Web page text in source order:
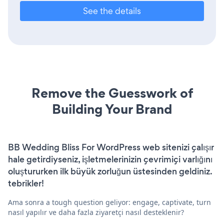
See the details
Remove the Guesswork of
Building Your Brand
BB Wedding Bliss For WordPress web sitenizi çalışır
hale getirdiyseniz, işletmelerinizin çevrimiçi varlığını
oluştururken ilk büyük zorluğun üstesinden geldiniz.
tebrikler!
Ama sonra a tough question geliyor: engage, captivate, turn
nasıl yapılır ve daha fazla ziyaretçi nasıl desteklenir?